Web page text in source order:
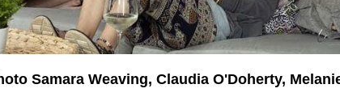
Samara Weaving, Claudia O'Doherty,